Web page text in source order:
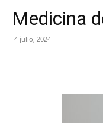
Medicina
4 julio, 2024